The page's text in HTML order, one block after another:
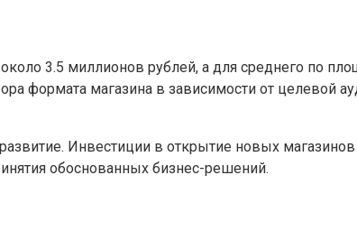
3.5 миллионов рублей, а для среднего по
магазина в зависимости от целевой
Инвестиции в открытие новых
обоснованных бизнес-решений.